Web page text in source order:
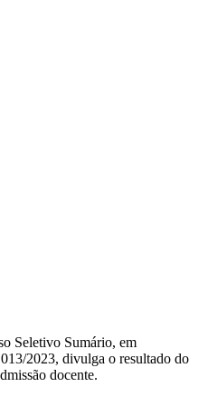
Seletivo Sumário, em
2023, divulga o resultado do
docente.